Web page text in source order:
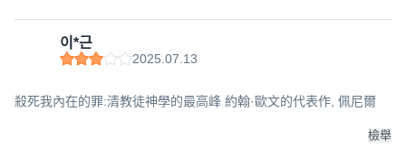
이*근
2025.07.13
殺死我內在的罪:清教徒神學的最高峰 約翰·歐文的代表作, 佩尼爾
檢舉